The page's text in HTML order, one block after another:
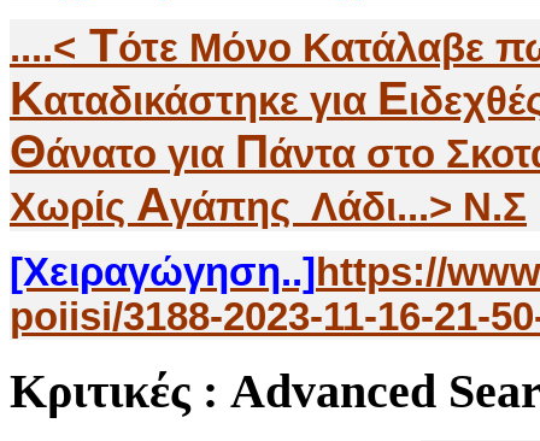
....< Τότε Μόνο Κατάλαβε
Kαταδικάστηκε για E
Θάνατο για Πάντα στο
Χωρίς Αγάπης Λάδι...> Ν.Σ
[Χειραγώγηση..] https://
poiisi/3188-2023-11-16-21-
Κριτικές : Advanced